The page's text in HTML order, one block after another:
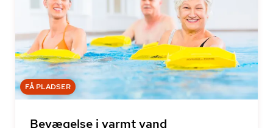
FÅ PLADSER
Bevægelse i varmt vand